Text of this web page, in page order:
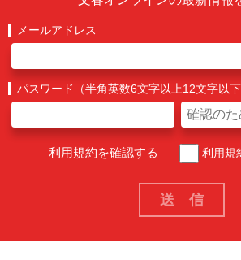
メールアドレス
パスワード（半角英数6文字以上12文字以下
利用規約を確認する 利用規